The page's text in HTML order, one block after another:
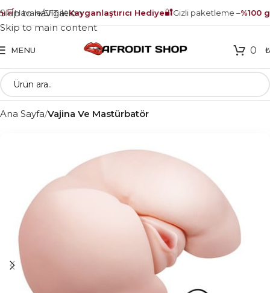
Havale/EFT ileKayganlaştırıcı Hediye🔐Gizli paketleme –%100
Skip to navigation
Skip to main content
MENU 0 ₺
Ana Sayfa Vajina Ve Mastürbatör